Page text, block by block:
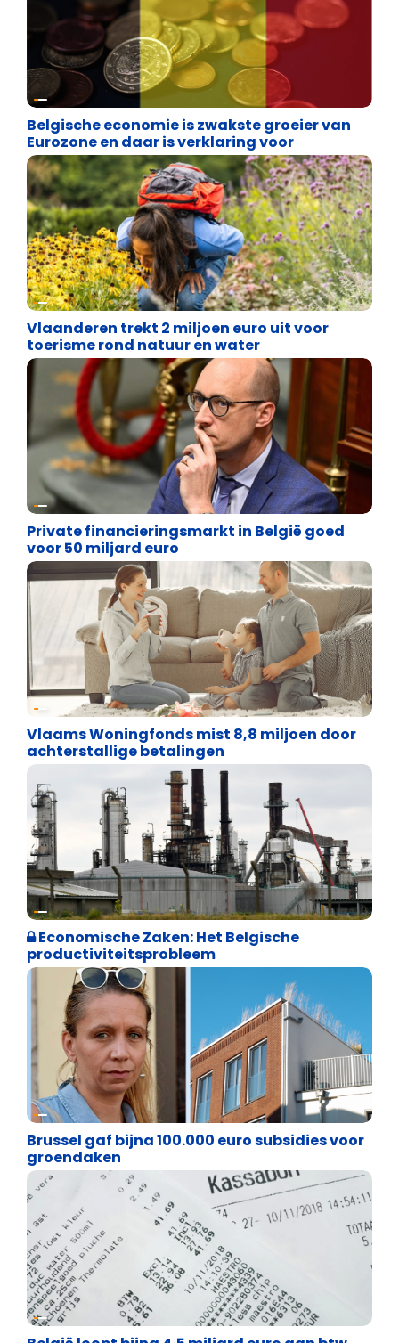
Binnenland politiek
Belgische economie is zwakste groeier van
Eurozone en daar is verklaring voor
Financiële vrijheid
Vlaanderen trekt 2 miljoen euro uit voor
toerisme rond natuur en water
Financiële vrijheid
Private financieringsmarkt in België goed
voor 50 miljard euro
Financiële vrijheid
Vlaams Woningfonds mist 8,8 miljoen door
achterstallige betalingen
Financiële vrijheid
Economische Zaken: Het Belgische
productiviteitsprobleem
Financiële vrijheid
Brussel gaf bijna 100.000 euro subsidies voor
groendaken
Financiële vrijheid